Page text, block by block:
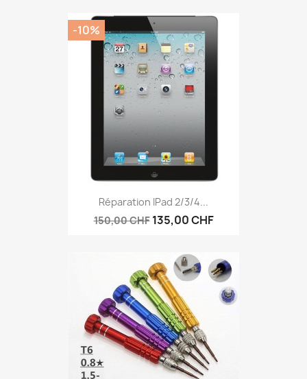
Réparation IPad 2/3/4...
150,00 CHF 135,00 CHF
-10%